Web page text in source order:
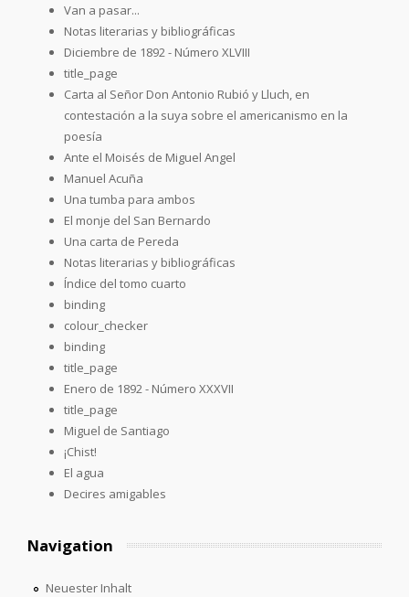
Van a pasar...
Notas literarias y bibliográficas
Diciembre de 1892 - Número XLVIII
title_page
Carta al Señor Don Antonio Rubió y Lluch, en
contestación a la suya sobre el americanismo en la
poesía
Ante el Moisés de Miguel Angel
Manuel Acuña
Una tumba para ambos
El monje del San Bernardo
Una carta de Pereda
Notas literarias y bibliográficas
Índice del tomo cuarto
binding
colour_checker
binding
title_page
Enero de 1892 - Número XXXVII
title_page
Miguel de Santiago
¡Chist!
El agua
Decires amigables
Navigation
Neuester Inhalt